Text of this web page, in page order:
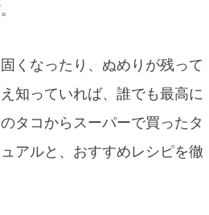
くなったり、ぬめりが残って
知っていれば、誰でも最高に
タコからスーパーで買ったタ
アルと、おすすめレシピを徹